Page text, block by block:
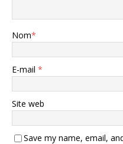
Nom*
E-mail *
Site web
Save my name, email,